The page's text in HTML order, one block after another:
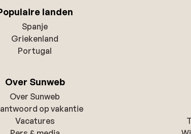
landen
Spanje
Griekenland
Portugal
Over Sunweb
Over Sunweb
op vakantie
Vacatures